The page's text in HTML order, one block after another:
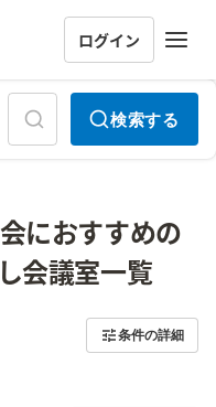
ログイン
検索する
におすすめの
会議室一覧
条件の詳細